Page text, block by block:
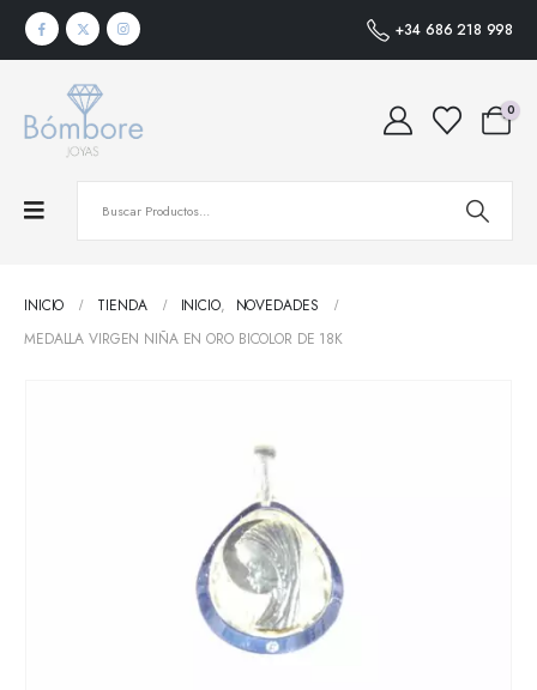
+34 686 218 998
0
INICIO TIENDA INICIO,
NOVEDADES
MEDALLA VIRGEN NIÑA EN ORO BICOLOR DE 18K